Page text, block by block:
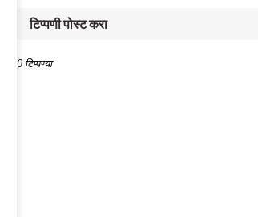
टिप्पणी पोस्ट करा
0 टिप्पण्या